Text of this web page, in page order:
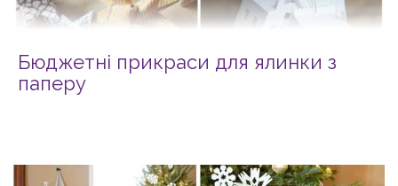
Бюджетні прикраси для ялинки з
паперу